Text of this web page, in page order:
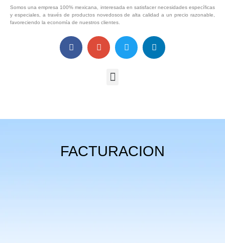
Somos una empresa 100% mexicana, interesada en satisfacer necesidades específicas
y especiales, a través de productos novedosos de alta calidad a un precio razonable,
favoreciendo la economía de nuestros clientes.
FACTURACION